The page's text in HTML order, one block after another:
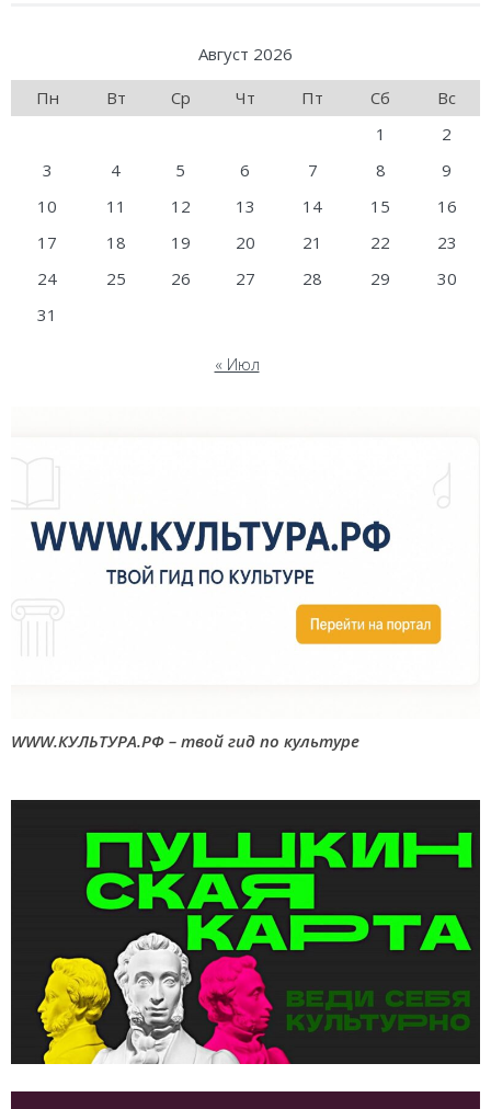
Август 2026
Пн
Вт Ср Чт Пт Сб
Вс
1
2
3
4 5 6 7 8
9
10
11 12 13 14 15
16
17
18 19 20 21 22
23
24
25 26 27 28 29
30
31
« Июл
WWW.КУЛЬТУРА.РФ – твой гид по культуре